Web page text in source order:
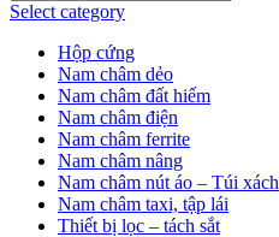
Select category
Hộp cứng
Nam châm dẻo
Nam châm đất hiếm
Nam châm điện
Nam châm ferrite
Nam châm nâng
Nam châm nút áo – Túi xách
Nam châm taxi, tập lái
Thiết bị lọc – tách sắt